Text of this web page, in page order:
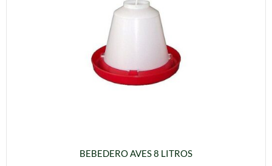
BEBEDERO AVES 8 LITROS